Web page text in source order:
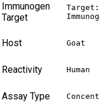
Immunogen
Target
Target:
Host Goat
Reactivity Human
Assay Type